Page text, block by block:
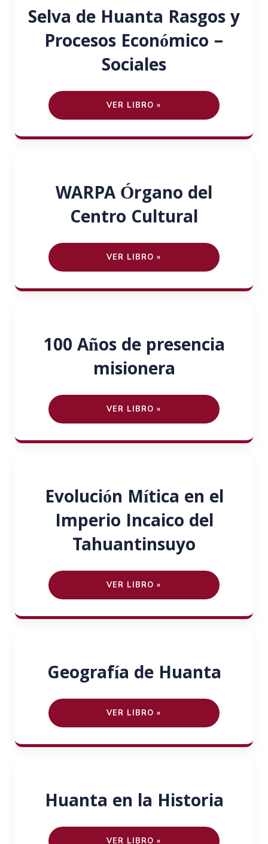
Selva de Huanta Rasgos y
Procesos Económico –
Sociales
VER LIBRO »
WARPA Órgano del
Centro Cultural
VER LIBRO »
100 Años de presencia
misionera
VER LIBRO »
Evolución Mítica en el
Imperio Incaico del
Tahuantinsuyo
VER LIBRO »
Geografía de Huanta
VER LIBRO »
Huanta en la Historia
VER LIBRO »